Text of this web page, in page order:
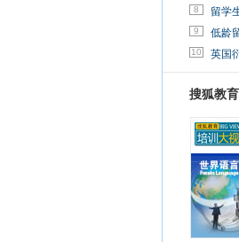
8 留学
9 低龄
10 英国
搜狐教